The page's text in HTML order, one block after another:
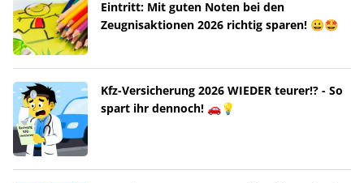
Eintritt: Mit guten Noten bei den
Zeugnisaktionen 2026 richtig sparen! 😀🤩
Kfz-Versicherung 2026 WIEDER teurer!? - So
spart ihr dennoch! 🚗💡